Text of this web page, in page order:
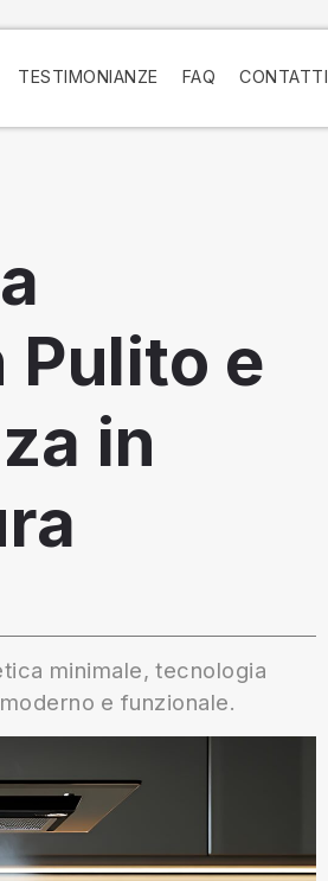
TESTIMONIANZE FAQ CONTATTI
e
in
minimale, tecnologia
e funzionale.